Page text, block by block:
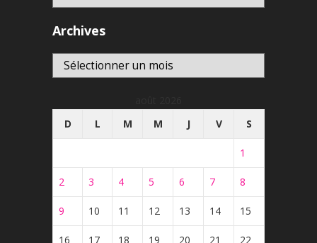
Archives
Archives
D
L M M J V S
1
2 3 4 5 6 7 8
9 10 11 12 13 14 15
16 17 18 19 20 21 22